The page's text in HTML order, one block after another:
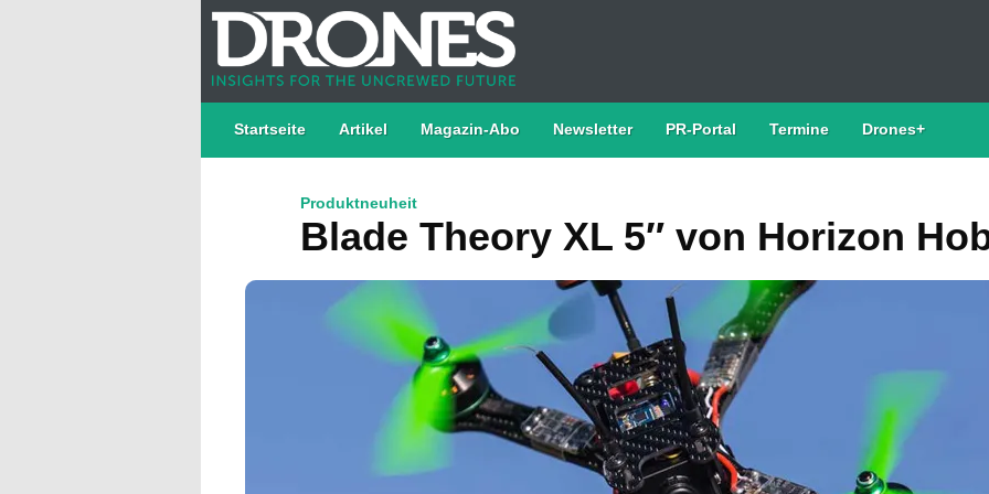
Startseite Artikel Magazin-Abo Newsletter PR-Portal Termine Drones+
Produktneuheit
Blade Theory XL 5″ von Horizon